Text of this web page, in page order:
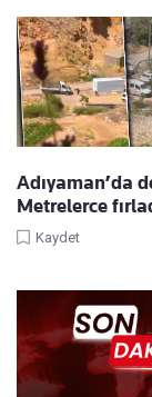
Adıyaman’da
Metrelerce
Kaydet